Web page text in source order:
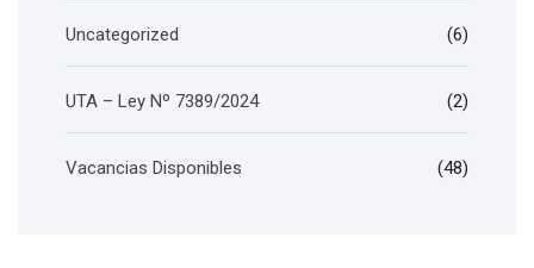
Uncategorized (6)
UTA – Ley Nº 7389/2024 (2)
Vacancias Disponibles (48)